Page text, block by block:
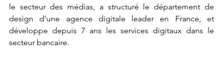
le secteur des médias, a structuré le département de
design d’une agence digitale leader en France, et
développe depuis 7 ans les services digitaux dans le
secteur bancaire.